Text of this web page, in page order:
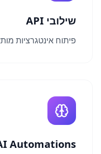
שילובי API
פיתוח אינטגרציות
Automations